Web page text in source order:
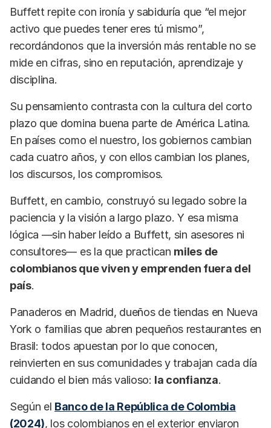
Buffett repite con ironía y sabiduría que “el mejor
activo que puedes tener eres tú mismo”,
recordándonos que la inversión más rentable no se
mide en cifras, sino en reputación, aprendizaje y
disciplina.
Su pensamiento contrasta con la cultura del corto
plazo que domina buena parte de América Latina.
En países como el nuestro, los gobiernos cambian
cada cuatro años, y con ellos cambian los planes,
los discursos, los compromisos.
Buffett, en cambio, construyó su legado sobre la
paciencia y la visión a largo plazo. Y esa misma
lógica —sin haber leído a Buffett, sin asesores ni
consultores— es la que practican miles de
colombianos que viven y emprenden fuera del
país.
Panaderos en Madrid, dueños de tiendas en Nueva
York o familias que abren pequeños restaurantes en
Brasil: todos apuestan por lo que conocen,
reinvierten en sus comunidades y trabajan cada día
cuidando el bien más valioso: la confianza.
Según el Banco de la República de Colombia
(2024), los colombianos en el exterior enviaron